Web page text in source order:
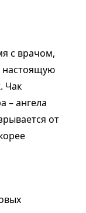
с врачом,
настоящую
Чак
– ангела
от